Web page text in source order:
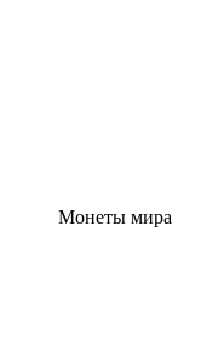
Монеты мира